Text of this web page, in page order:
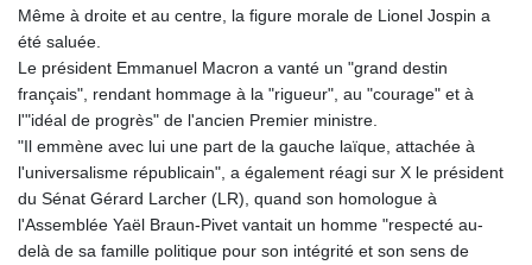
Même à droite et au centre, la figure morale de Lionel Jospin a
été saluée.
Le président Emmanuel Macron a vanté un "grand destin
français", rendant hommage à la "rigueur", au "courage" et à
l'"idéal de progrès" de l'ancien Premier ministre.
"Il emmène avec lui une part de la gauche laïque, attachée à
l'universalisme républicain", a également réagi sur X le président
du Sénat Gérard Larcher (LR), quand son homologue à
l'Assemblée Yaël Braun-Pivet vantait un homme "respecté au-
delà de sa famille politique pour son intégrité et son sens de